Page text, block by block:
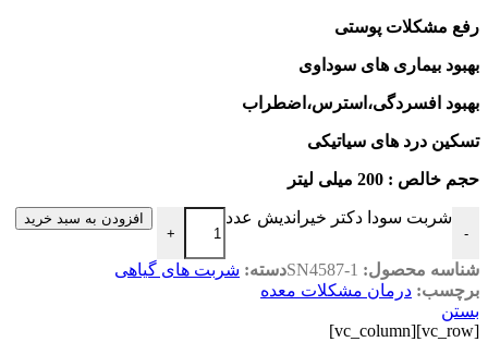
رفع مشکلات پوستی
بهبود بیماری های سوداوی
بهبود افسردگی،استرس،اضطراب
تسکین درد های سیاتیکی
حجم خالص : 200 میلی لیتر
-
شربت سودا دکتر خیراندیش عدد
+
افزودن به سبد خرید
شناسه محصول: SN4587-1دسته: شربت های گیاهی
برچسب: درمان مشکلات معده
بستن
[vc_row][vc_column]